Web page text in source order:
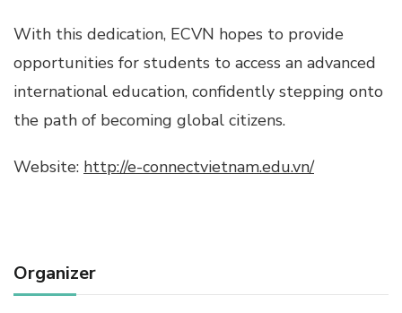
With this dedication, ECVN hopes to provide
opportunities for students to access an advanced
international education, confidently stepping onto
the path of becoming global citizens.
Website: http://e-connectvietnam.edu.vn/
Organizer